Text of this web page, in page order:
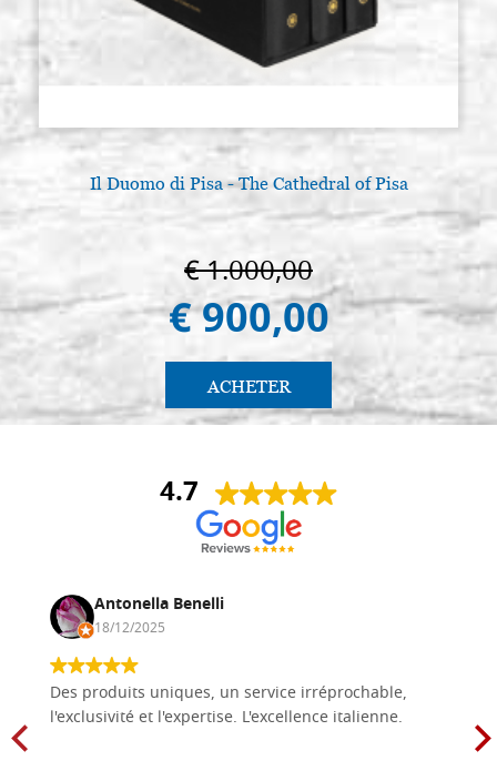
Il Duomo di Pisa - The Cathedral of Pisa
€ 1.000,00
€ 900,00
ACHETER
4.7
Antonella Benelli
18/12/2025
Des produits uniques, un service irréprochable,
l'exclusivité et l'expertise. L'excellence italienne.